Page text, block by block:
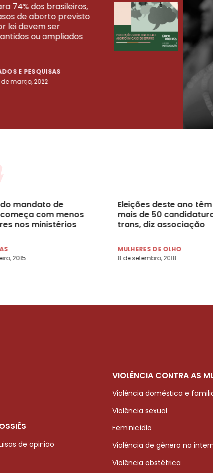
74% dos brasileiros,
de aborto previsto
lei devem ser
ou ampliados
E PESQUISAS
de março, 2022
23
mandato de
com menos
nos ministérios
2015
Eleições deste ano têm
mais de 50
trans, diz associação
MULHERES DE OLHO
8 de setembro, 2018
de opinião
VIOLÊNCIA CONTRA AS
Violência doméstica e
Violência sexual
Feminicídio
Violência de gênero na
Violência obstétrica